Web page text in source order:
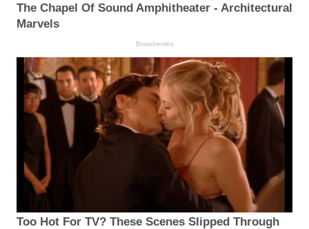
The Chapel Of Sound Amphitheater - Architectural
Marvels
Brainberries
Too Hot For TV? These Scenes Slipped Through